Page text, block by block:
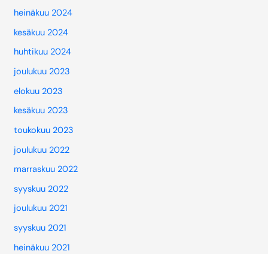
heinäkuu 2024
kesäkuu 2024
huhtikuu 2024
joulukuu 2023
elokuu 2023
kesäkuu 2023
toukokuu 2023
joulukuu 2022
marraskuu 2022
syyskuu 2022
joulukuu 2021
syyskuu 2021
heinäkuu 2021